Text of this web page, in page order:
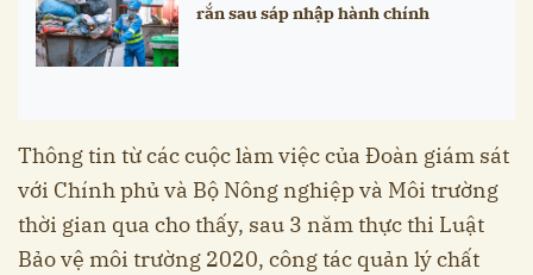
rắn sau sáp nhập hành chính
Thông tin từ các cuộc làm việc của Đoàn giám sát
với Chính phủ và Bộ Nông nghiệp và Môi trường
thời gian qua cho thấy, sau 3 năm thực thi Luật
Bảo vệ môi trường 2020, công tác quản lý chất